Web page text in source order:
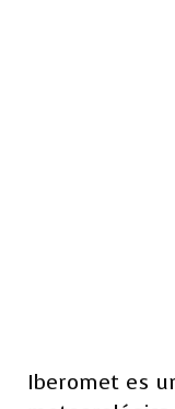
Iberomet es